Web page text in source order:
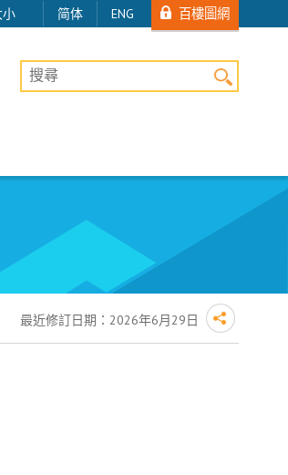
小 简体 ENG 百樓圖網
桌上版網站搜尋
最近修訂日期：2026年6月29日